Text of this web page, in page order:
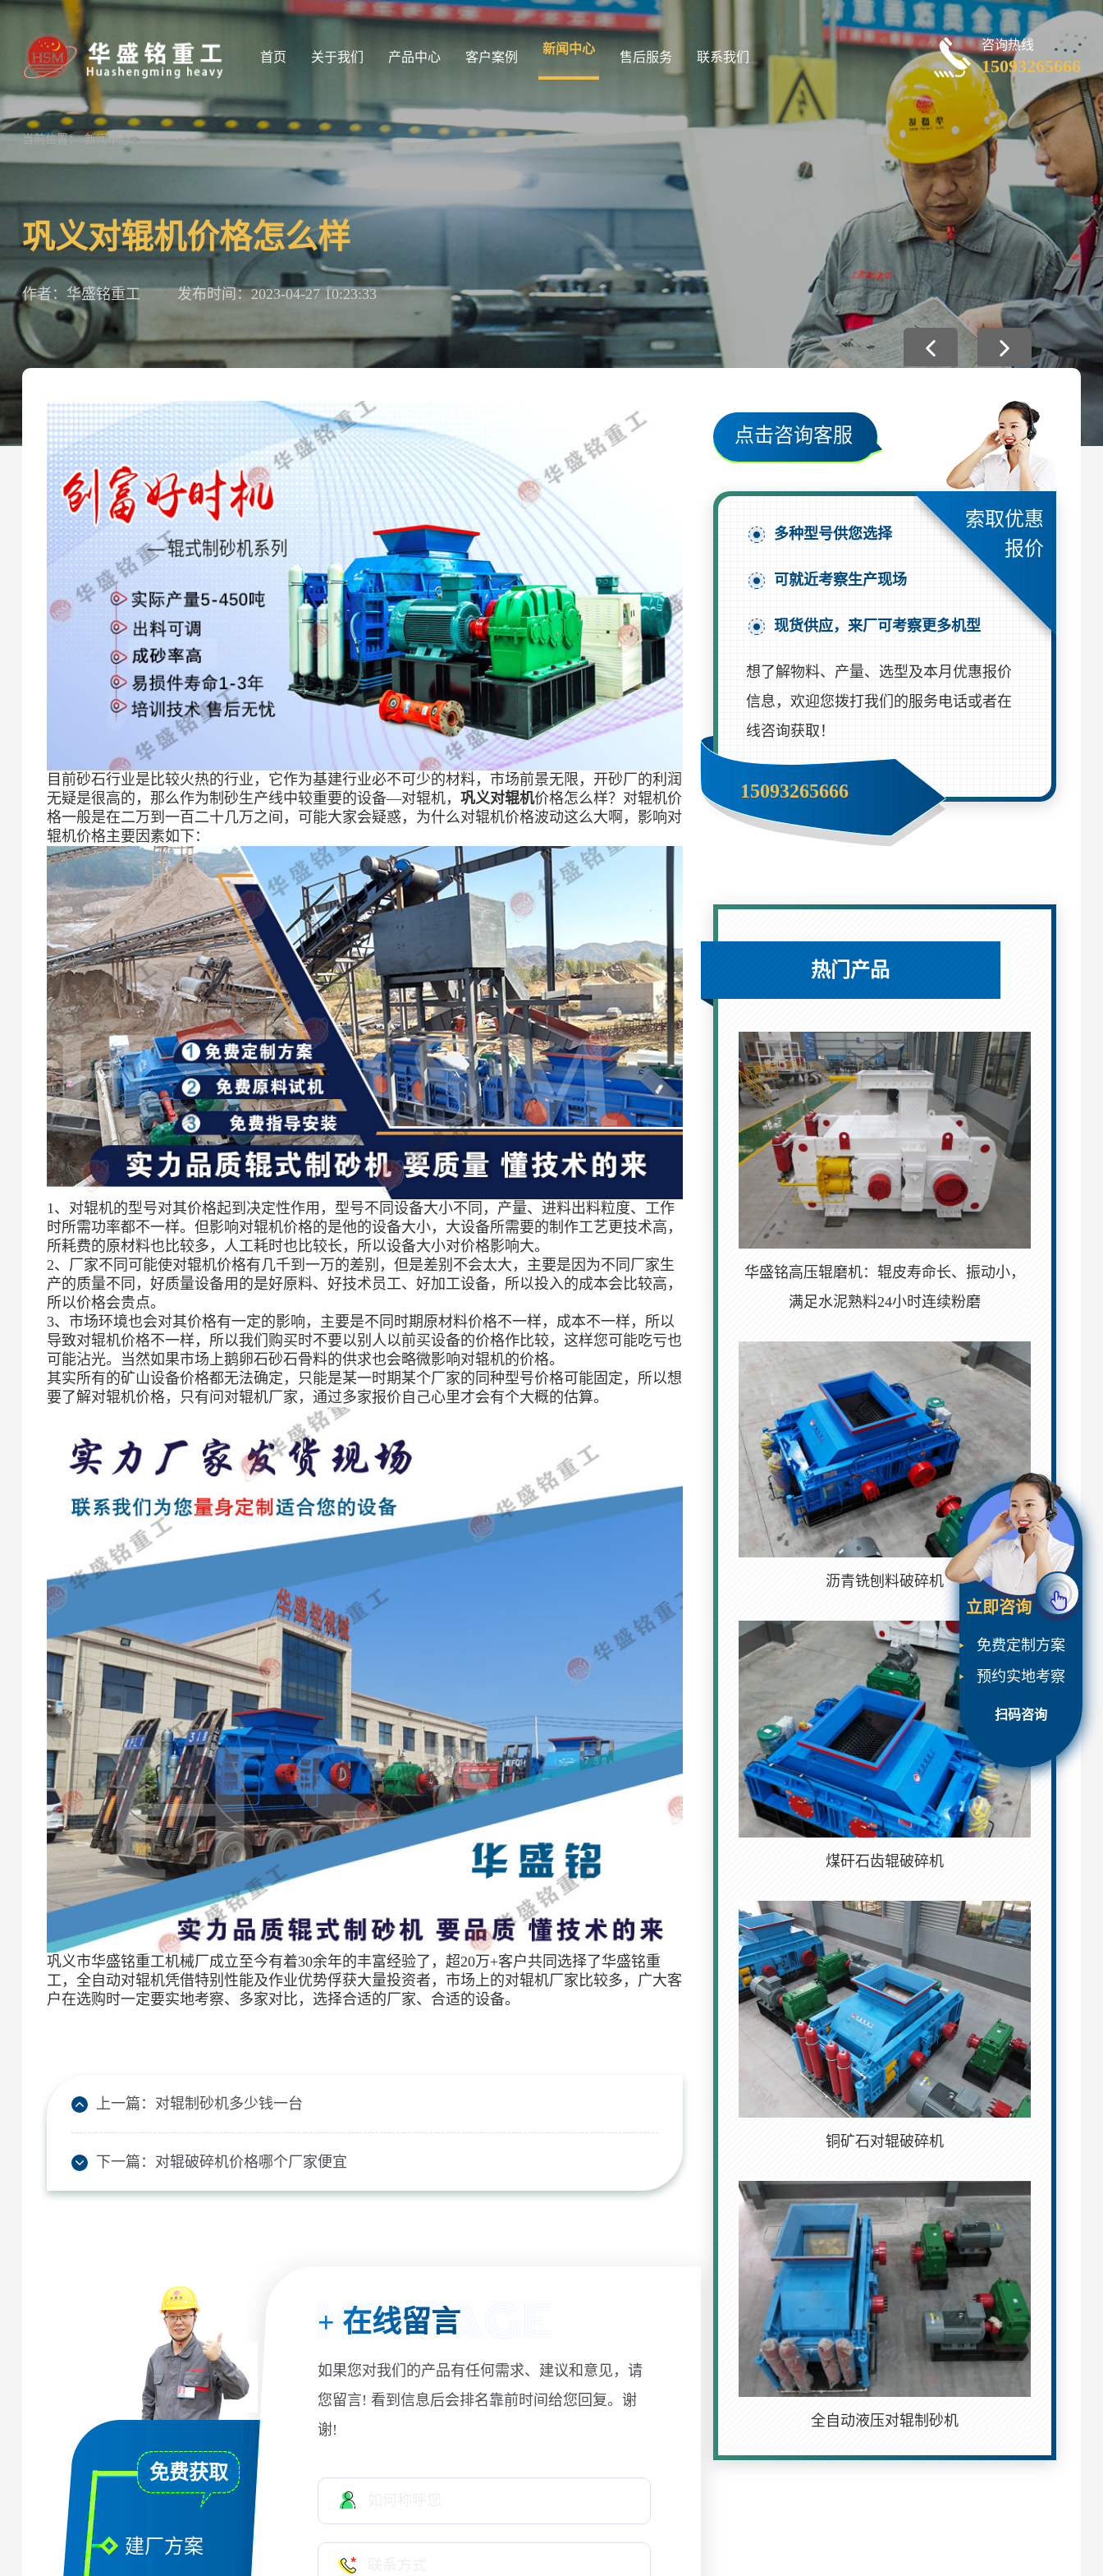
首页 关于我们 产品中心 客户案例
新闻中心
售后服务 联系我们
咨询热线
15093265666
当前位置： 新闻中心>
巩义对辊机价格怎么样
作者：华盛铭重工 发布时间：2023-04-27 10:23:33
目前砂石行业是比较火热的行业，它作为基建行业必不可少的材料，市场前景无限，开砂厂的利润
无疑是很高的，那么作为制砂生产线中较重要的设备—对辊机， 巩义对辊机价格怎么样？对辊机价
格一般是在二万到一百二十几万之间，可能大家会疑惑，为什么对辊机价格波动这么大啊，影响对
辊机价格主要因素如下：
1、对辊机的型号对其价格起到决定性作用，型号不同设备大小不同，产量、进料出料粒度、工作
时所需功率都不一样。但影响对辊机价格的是他的设备大小，大设备所需要的制作工艺更技术高，
所耗费的原材料也比较多，人工耗时也比较长，所以设备大小对价格影响大。
2、厂家不同可能使对辊机价格有几千到一万的差别，但是差别不会太大，主要是因为不同厂家生
产的质量不同，好质量设备用的是好原料、好技术员工、好加工设备，所以投入的成本会比较高，
所以价格会贵点。
3、市场环境也会对其价格有一定的影响，主要是不同时期原材料价格不一样，成本不一样，所以
导致对辊机价格不一样，所以我们购买时不要以别人以前买设备的价格作比较，这样您可能吃亏也
可能沾光。当然如果市场上鹅卵石砂石骨料的供求也会略微影响对辊机的价格。
其实所有的矿山设备价格都无法确定，只能是某一时期某个厂家的同种型号价格可能固定，所以想
要了解对辊机价格，只有问对辊机厂家，通过多家报价自己心里才会有个大概的估算。
巩义市华盛铭重工机械厂成立至今有着30余年的丰富经验了，超20万+客户共同选择了华盛铭重
工，全自动对辊机凭借特别性能及作业优势俘获大量投资者，市场上的对辊机厂家比较多，广大客
户在选购时一定要实地考察、多家对比，选择合适的厂家、合适的设备。
上一篇： 对辊制砂机多少钱一台
下一篇： 对辊破碎机价格哪个厂家便宜
免费获取
建厂方案
+ 在线留言
如果您对我们的产品有任何需求、建议和意见，请
您留言! 看到信息后会排名靠前时间给您回复。谢
谢!
多种型号供您选择
可就近考察生产现场
现货供应，来厂可考察更多机型
想了解物料、产量、选型及本月优惠报价
信息，欢迎您拨打我们的服务电话或者在
线咨询获取！
点击咨询客服
索取优惠
报价
15093265666
热门产品
华盛铭高压辊磨机：辊皮寿命长、振动小，
满足水泥熟料24小时连续粉磨
沥青铣刨料破碎机
煤矸石齿辊破碎机
铜矿石对辊破碎机
全自动液压对辊制砂机
立即咨询
免费定制方案
预约实地考察
扫码咨询